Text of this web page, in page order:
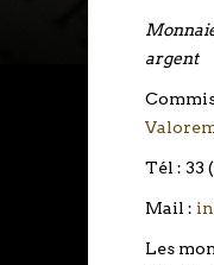
argent
Tél : 33
Mail :
Les